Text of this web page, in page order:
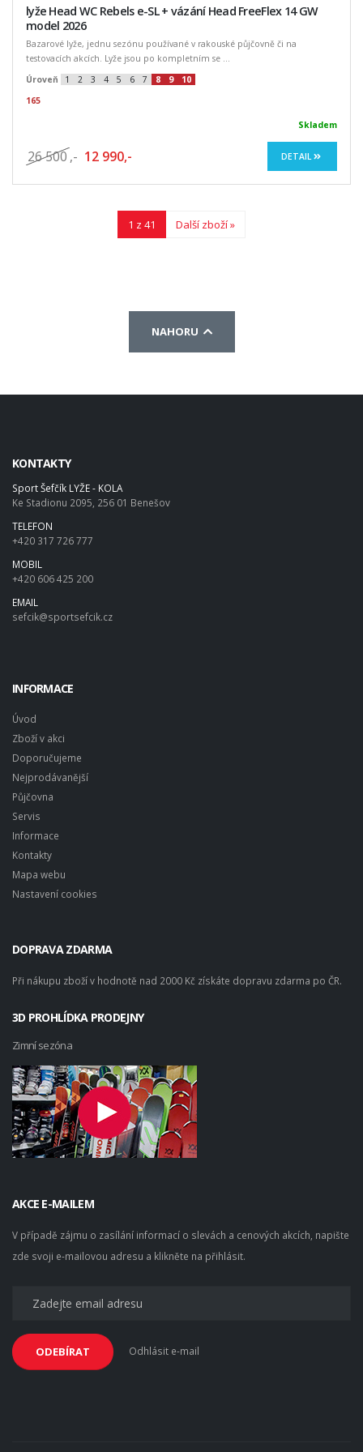
lyže Head WC Rebels e-SL + vázání Head FreeFlex 14 GW
model 2026
Bazarové lyže, jednu sezónu používané v rakouské půjčovně či na
testovacích akcích. Lyže jsou po kompletním se ...
Úroveň
1 2 3 4 5 6 7 8 9
10
165
Skladem
26 500 ,- 12 990,- DETAIL
1 z 41 Další zboží »
NAHORU
KONTAKTY
Sport Šefčík LYŽE - KOLA
Ke Stadionu 2095, 256 01 Benešov
TELEFON
+420 317 726 777
MOBIL
+420 606 425 200
EMAIL
sefcik@sportsefcik.cz
INFORMACE
Úvod
Zboží v akci
Doporučujeme
Nejprodávanější
Půjčovna
Servis
Informace
Kontakty
Mapa webu
Nastavení cookies
DOPRAVA ZDARMA
Při nákupu zboží v hodnotě nad 2000 Kč získáte dopravu zdarma po ČR.
3D PROHLÍDKA PRODEJNY
Zimní sezóna
AKCE E-MAILEM
V případě zájmu o zasílání informací o slevách a cenových akcích, napište
zde svoji e-mailovou adresu a klikněte na přihlásit.
ODEBÍRAT Odhlásit e-mail